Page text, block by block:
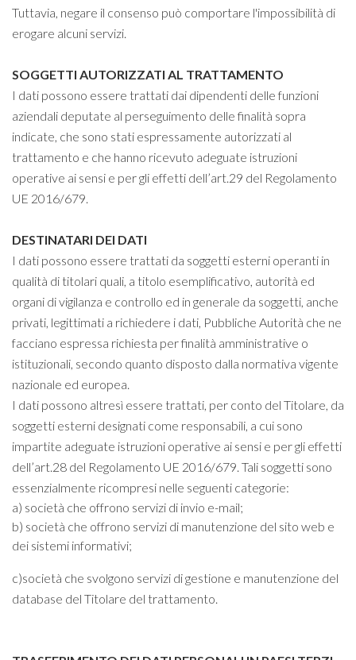
Tuttavia, negare il consenso può comportare l'impossibilità di
erogare alcuni servizi.
SOGGETTI AUTORIZZATI AL TRATTAMENTO
I dati possono essere trattati dai dipendenti delle funzioni
aziendali deputate al perseguimento delle finalità sopra
indicate, che sono stati espressamente autorizzati al
trattamento e che hanno ricevuto adeguate istruzioni
operative ai sensi e per gli effetti dell’art.29 del Regolamento
UE 2016/679.
DESTINATARI DEI DATI
I dati possono essere trattati da soggetti esterni operanti in
qualità di titolari quali, a titolo esemplificativo, autorità ed
organi di vigilanza e controllo ed in generale da soggetti, anche
privati, legittimati a richiedere i dati, Pubbliche Autorità che ne
facciano espressa richiesta per finalità amministrative o
istituzionali, secondo quanto disposto dalla normativa vigente
nazionale ed europea.
I dati possono altresì essere trattati, per conto del Titolare, da
soggetti esterni designati come responsabili, a cui sono
impartite adeguate istruzioni operative ai sensi e per gli effetti
dell’art.28 del Regolamento UE 2016/679. Tali soggetti sono
essenzialmente ricompresi nelle seguenti categorie:
a) società che offrono servizi di invio e-mail;
b) società che offrono servizi di manutenzione del sito web e
dei sistemi informativi;
c)società che svolgono servizi di gestione e manutenzione del
database del Titolare del trattamento.